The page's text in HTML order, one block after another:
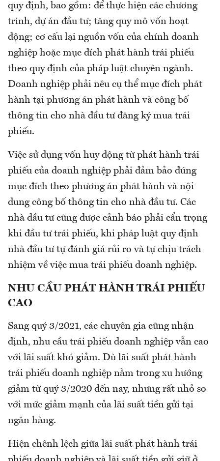
quy định, bao gồm: để thực hiện các chương
trình, dự án đầu tư; tăng quy mô vốn hoạt
động; cơ cấu lại nguồn vốn của chính doanh
nghiệp hoặc mục đích phát hành trái phiếu
theo quy định của pháp luật chuyên ngành.
Doanh nghiệp phải nêu cụ thể mục đích phát
hành tại phương án phát hành và công bố
thông tin cho nhà đầu tư đăng ký mua trái
phiếu.
Việc sử dụng vốn huy động từ phát hành trái
phiếu của doanh nghiệp phải đảm bảo đúng
mục đích theo phương án phát hành và nội
dung công bố thông tin cho nhà đầu tư. Các
nhà đầu tư cũng được cảnh báo phải cẩn trọng
khi đầu tư trái phiếu, khi pháp luật quy định
nhà đầu tư tự đánh giá rủi ro và tự chịu trách
nhiệm về việc mua trái phiếu doanh nghiệp.
NHU CẦU PHÁT HÀNH TRÁI PHIẾU
CAO
Sang quý 3/2021, các chuyên gia cũng nhận
định, nhu cầu trái phiếu doanh nghiệp vẫn cao
với lãi suất khó giảm. Dù lãi suất phát hành
trái phiếu doanh nghiệp nằm trong xu hướng
giảm từ quý 3/2020 đến nay, nhưng rất nhỏ so
với mức giảm mạnh của lãi suất tiền gửi tại
ngân hàng.
Hiện chênh lệch giữa lãi suất phát hành trái